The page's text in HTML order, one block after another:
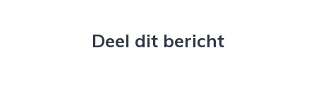
Deel dit bericht